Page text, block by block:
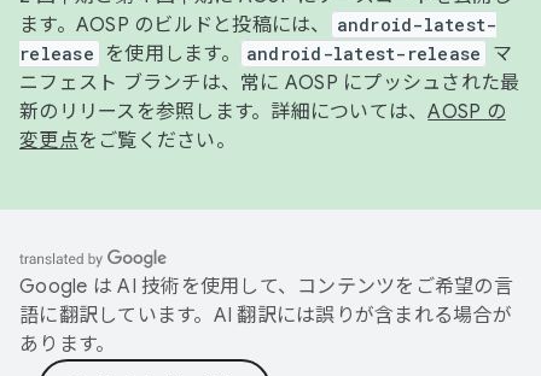
ます。AOSP のビルドと投稿には、
android-latest-
release
を使用します。 android-latest-release
マ
ニフェスト ブランチは、常に AOSP にプッシュされた最
新のリリースを参照します。詳細については、AOSP の
変更点をご覧ください。
Google は AI 技術を使用して、コンテンツをご希望の言
語に翻訳しています。AI 翻訳には誤りが含まれる場合が
あります。